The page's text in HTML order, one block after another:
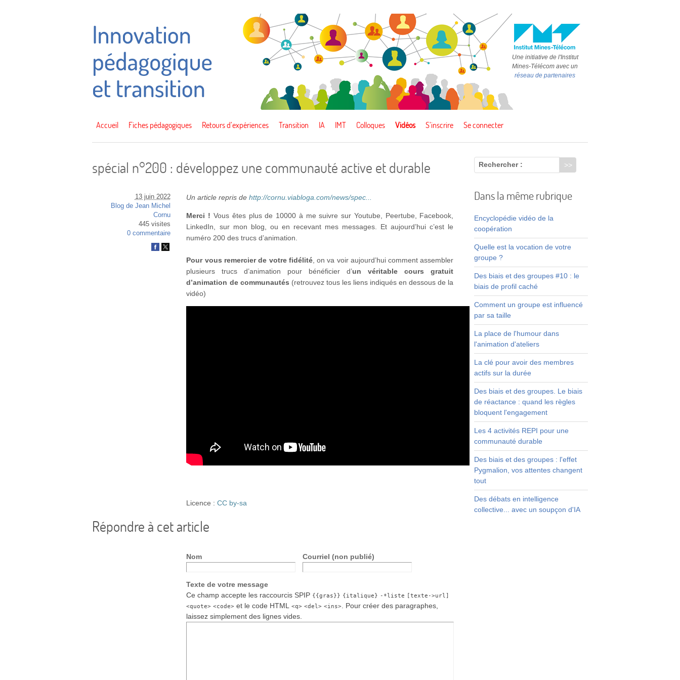
Une initiative de l'Institut
Mines-Télécom avec un
réseau de partenaires
Accueil Fiches pédagogiques Retours d’expériences Transition IA IMT Colloques Vidéos S’inscrire Se connecter
spécial n°200 : développez une communauté active et durable
13 juin 2022
Blog de Jean Michel
Cornu
445 visites
0 commentaire
Un article repris dehttp://cornu.viabloga.com/news/spec...
Merci ! Vous êtes plus de 10000 à me suivre sur Youtube, Peertube, Facebook,
LinkedIn, sur mon blog, ou en recevant mes messages. Et aujourd’hui c’est le
numéro 200 des trucs d’animation.
Pour vous remercier de votre fidélité, on va voir aujourd’hui comment assembler
plusieurs trucs d’animation pour bénéficier d’un véritable cours gratuit
d’animation de communautés (retrouvez tous les liens indiqués en dessous de la
vidéo)
Licence :CC by-sa
Répondre à cet article
Nom Courriel (non publié)
Texte de votre message
Ce champ accepte les raccourcis SPIP {{gras}} {italique} -*liste [texte->url]
<quote> <code> et le code HTML<q> <del> <ins>
. Pour créer des paragraphes,
laissez simplement des lignes vides.
Rechercher :
Dans la même rubrique
Encyclopédie vidéo de la
coopération
Quelle est la vocation de votre
groupe ?
Des biais et des groupes #10 : le
biais de profil caché
Comment un groupe est influencé
par sa taille
La place de l'humour dans
l'animation d'ateliers
La clé pour avoir des membres
actifs sur la durée
Des biais et des groupes. Le biais
de réactance : quand les règles
bloquent l'engagement
Les 4 activités REPI pour une
communauté durable
Des biais et des groupes : l'effet
Pygmalion, vos attentes changent
tout
Des débats en intelligence
collective... avec un soupçon d'IA